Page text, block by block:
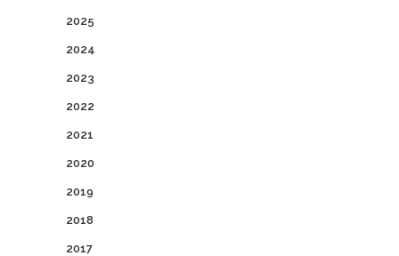
2025
2024
2023
2022
2021
2020
2019
2018
2017